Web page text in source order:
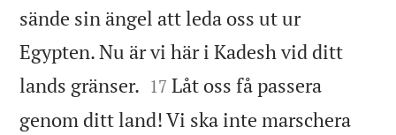
sände sin ängel att leda oss ut ur
Egypten. Nu är vi här i Kadesh vid ditt
lands gränser. 

17 Låt oss få passera
genom ditt land! Vi ska inte marschera